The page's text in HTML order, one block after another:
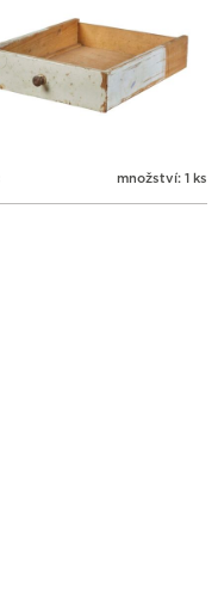
množství: 1 ks